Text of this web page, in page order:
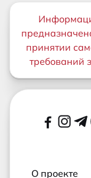
Важная
принятии
требований
О проекте